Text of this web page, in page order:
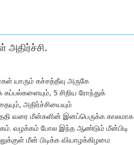
யாரும் கச்சத்தீவு அருகே
5 சிறிய ரோந்துக்
அதிர்ச்சியையும்
வரை மீன்களின் இனப்பெருக்க காலமாக
வழக்கம் போல இந்த ஆண்டும் மீன்பிடி
மீன் பிடிக்க வியாழக்கிழமை